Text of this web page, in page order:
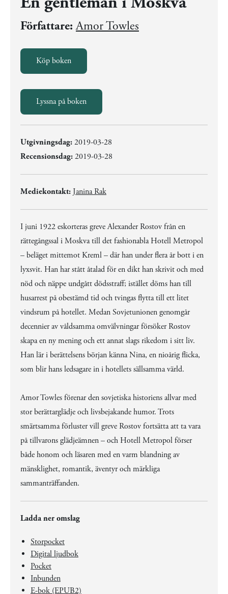
Författare: Amor Towles
Köp boken
Lyssna på boken
Utgivningsdag:2019-03-28
Recensionsdag:2019-03-28
Mediekontakt: Janina Rak
I juni 1922 eskorteras greve Alexander Rostov från en
rättegångssal i Moskva till det fashionabla Hotell Metropol
– beläget mittemot Kreml – där han under flera år bott i en
lyxsvit. Han har stått åtalad för en dikt han skrivit och med
nöd och näppe undgått dödsstraff; istället döms han till
husarrest på obestämd tid och tvingas flytta till ett litet
vindsrum på hotellet. Medan Sovjetunionen genomgår
decennier av våldsamma omvälvningar försöker Rostov
skapa en ny mening och ett annat slags rikedom i sitt liv.
Han lär i berättelsens början känna Nina, en nioårig flicka,
som blir hans ledsagare in i hotellets sällsamma värld.
Amor Towles förenar den sovjetiska historiens allvar med
stor berättarglädje och livsbejakande humor. Trots
smärtsamma förluster vill greve Rostov fortsätta att ta vara
på tillvarons glädjeämnen – och Hotell Metropol förser
både honom och läsaren med en varm blandning av
mänsklighet, romantik, äventyr och märkliga
sammanträffanden.
Ladda ner omslag
Storpocket
Digital ljudbok
Pocket
Inbunden
E-bok (EPUB2)